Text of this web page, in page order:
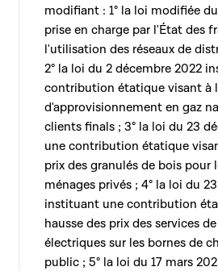
modifiant : 1° la loi modifiée
prise en charge par l'État des
l'utilisation des réseaux de
2° la loi du 2 décembre 2022
contribution étatique visant à
d'approvisionnement en gaz
clients finals ; 3° la loi du 23
une contribution étatique
prix des granulés de bois
ménages privés ; 4° la loi du
instituant une contribution
hausse des prix des services
électriques sur les bornes de
public ; 5° la loi du 17 mars